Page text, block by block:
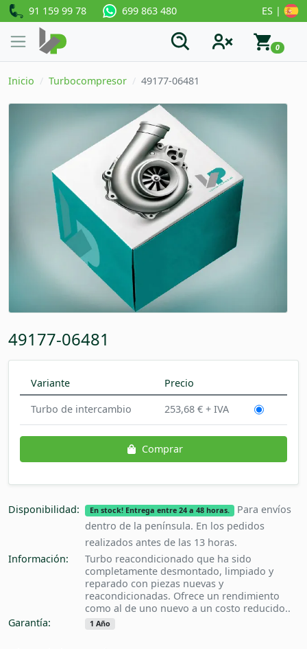
91 159 99 78 699 863 480 ES |
0
Inicio Turbocompresor 49177-06481
49177-06481
Variante
Precio
Turbo de intercambio
253,68 € + IVA
Comprar
Disponibilidad: En stock! Entrega entre 24 a 48 horas.
Para envíos
dentro de la península. En los pedidos
realizados antes de las 13 horas.
Información:
Turbo reacondicionado que ha sido
completamente desmontado, limpiado y
reparado con piezas nuevas y
reacondicionadas. Ofrece un rendimiento
como al de uno nuevo a un costo reducido..
Garantía:
1 Año